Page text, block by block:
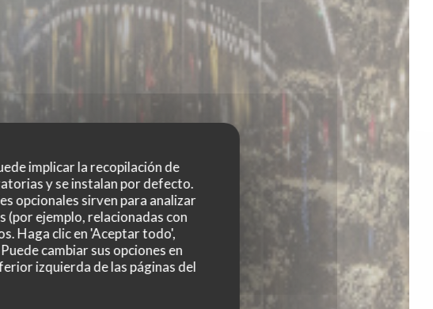
implicar la recopilación de
y se instalan por defecto.
opcionales sirven para analizar
(por ejemplo, relacionadas con
Haga clic en 'Aceptar todo',
cambiar sus opciones en
izquierda de las páginas del